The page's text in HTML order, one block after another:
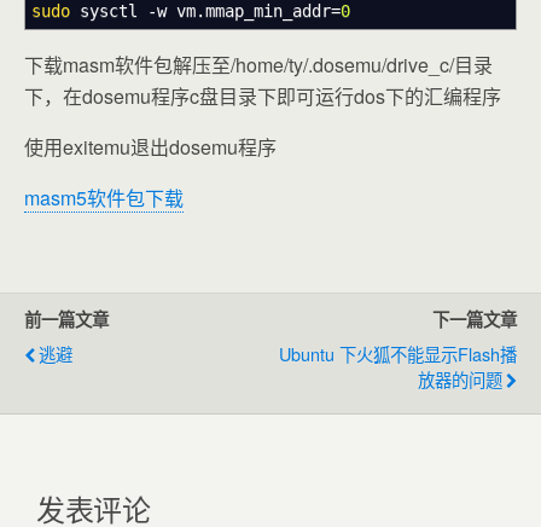
sudo sysctl -wvm.mmap_min_addr=0
下载masm软件包解压至/home/ty/.dosemu/drive_c/目录
下，在dosemu程序c盘目录下即可运行dos下的汇编程序
使用exitemu退出dosemu程序
masm5软件包下载
前一篇文章
逃避
下一篇文章
Ubuntu 下火狐不能显示flash播
放器的问题
发表评论